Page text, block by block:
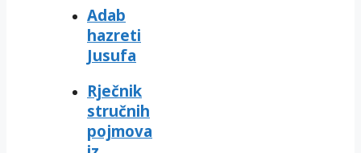
Adab
hazreti
Jusufa
Rječnik
stručnih
pojmova